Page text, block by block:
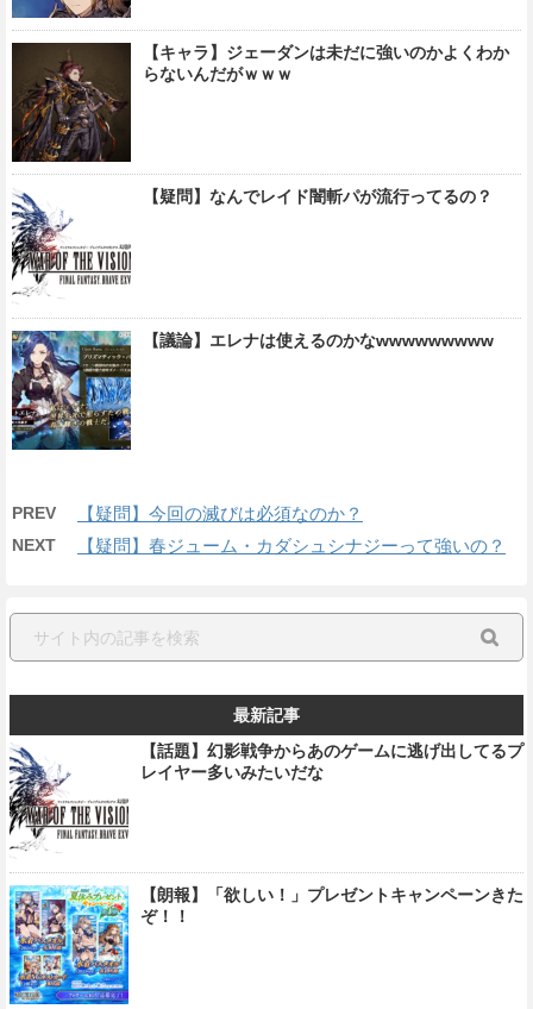
【キャラ】ジェーダンは未だに強いのかよくわか
らないんだがｗｗｗ
【疑問】なんでレイド闇斬パが流行ってるの？
【議論】エレナは使えるのかなwwwwwwwww
PREV 【疑問】今回の滅びは必須なのか？
NEXT 【疑問】春ジューム・カダシュシナジーって強いの？
最新記事
【話題】幻影戦争からあのゲームに逃げ出してるプ
レイヤー多いみたいだな
【朗報】「欲しい！」プレゼントキャンペーンきた
ぞ！！